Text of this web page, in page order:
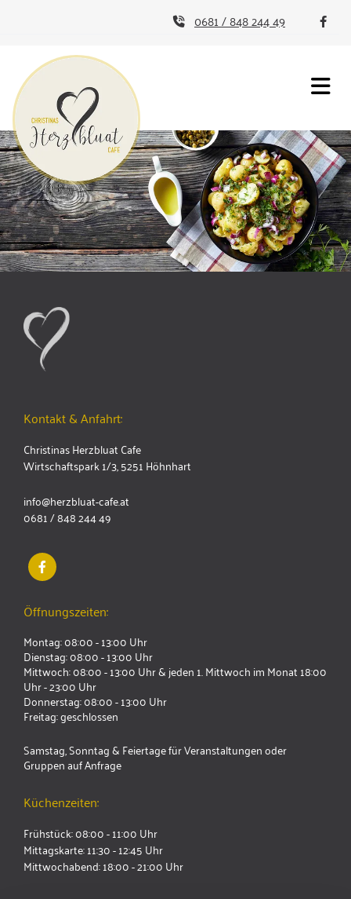
 0681 / 848 244 49 
Kontakt & Anfahrt:
Christinas Herzbluat Cafe
Wirtschaftspark 1/3, 5251 Höhnhart
info@herzbluat-cafe.at
0681 / 848 244 49
Öffnungszeiten:
Montag: 08:00 - 13:00 Uhr
Dienstag: 08:00 - 13:00 Uhr
Mittwoch: 08:00 - 13:00 Uhr & jeden 1. Mittwoch im Monat 18:00
Uhr - 23:00 Uhr
Donnerstag: 08:00 - 13:00 Uhr
Freitag: geschlossen
Samstag, Sonntag & Feiertage für Veranstaltungen oder
Gruppen auf Anfrage
Küchenzeiten:
Frühstück: 08:00 - 11:00 Uhr
Mittagskarte: 11:30 - 12:45 Uhr
Mittwochabend: 18:00 - 21:00 Uhr